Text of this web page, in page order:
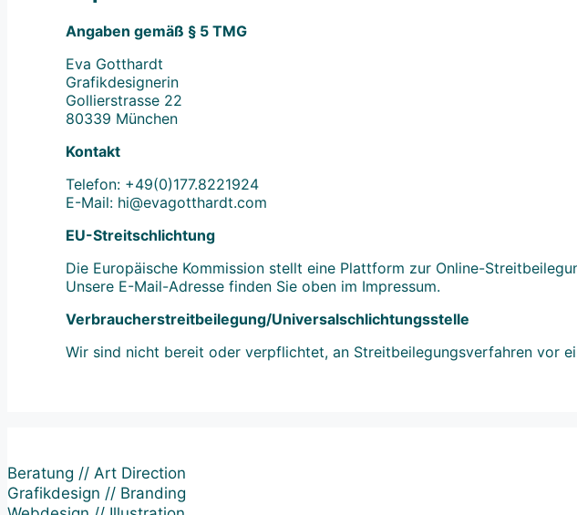
Angaben gemäß § 5 TMG
Eva Gotthardt
Grafikdesignerin
Gollierstrasse 22
80339 München
Kontakt
Telefon: +49(0)177.8221924
E-Mail: hi@evagotthardt.com
EU-Streitschlichtung
Die Europäische Kommission stellt eine Plattform zur Online-
Unsere E-Mail-Adresse finden Sie oben im Impressum.
Verbraucher­streit­beilegung/Universal­schlichtungs­stelle
Wir sind nicht bereit oder verpflichtet, an Streitbeilegungsverfahren vor
Beratung // Art Direction
Grafikdesign // Branding